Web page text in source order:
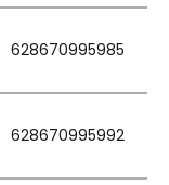
628670995985
628670995992